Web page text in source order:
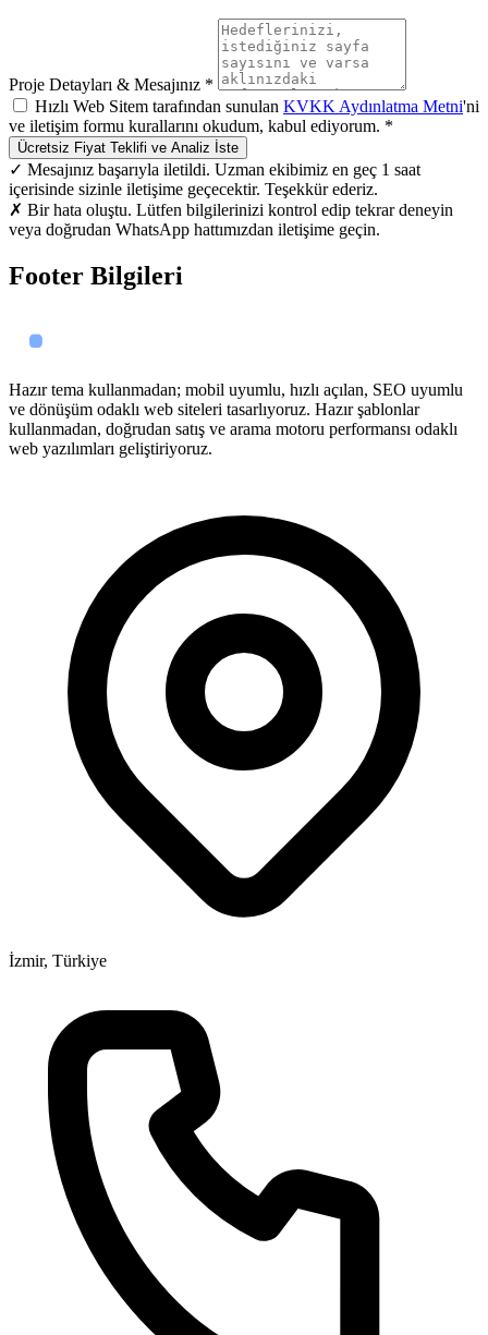
Proje Detayları & Mesajınız *
Hızlı Web Sitem tarafından sunulan KVKK Aydınlatma Metni'ni
ve iletişim formu kurallarını okudum, kabul ediyorum. *
Ücretsiz Fiyat Teklifi ve Analiz İste
✓ Mesajınız başarıyla iletildi. Uzman ekibimiz en geç 1 saat
içerisinde sizinle iletişime geçecektir. Teşekkür ederiz.
✗ Bir hata oluştu. Lütfen bilgilerinizi kontrol edip tekrar deneyin
veya doğrudan WhatsApp hattımızdan iletişime geçin.
Footer Bilgileri
Hazır tema kullanmadan; mobil uyumlu, hızlı açılan, SEO uyumlu
ve dönüşüm odaklı web siteleri tasarlıyoruz. Hazır şablonlar
kullanmadan, doğrudan satış ve arama motoru performansı odaklı
web yazılımları geliştiriyoruz.
İzmir, Türkiye